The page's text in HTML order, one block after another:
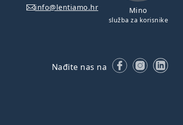
Mino
služba za korisnike
info@lentiamo.hr
Nađite nas na Facebooku